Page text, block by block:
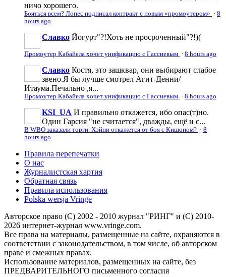
ничо хорошего.
Бояться всем? Лопес подписал контракт с новым «промоутером» · 8
hours ago
Славко Йогурт"?!Хоть не просроченный"?!)(
Промоутер Кабайела хочет унификацию с Гассиевым · 8 hours ago
Славко Костя, это зашквар, они выбирают слабое
звено.Я бы лучше смотрел Агит-Денни/
Итаума.Печально ,я...
Промоутер Кабайела хочет унификацию с Гассиевым · 8 hours ago
KSI_UA И правильно откажется, ибо опас(т)но.
Один Гарсия "не считается", дважды, ещё и с...
В WBO заказали торги. Хэйни откажется от боя с Кишоном? · 8
hours ago
Правила перепечатки
О нас
Журналистская хартия
Обратная связь
Правила использования
Polska wersja Vringe
Авторское право (С) 2002 - 2010 журнал "РИНГ" и (С) 2010-
2026 интернет-журнал www.vringe.com.
Все права на материалы, размещенные на сайте, охраняются в
соответствии с законодательством, в том числе, об авторском
праве и смежных правах.
Использование материалов, размещенных на сайте, без
ПРЕДВАРИТЕЛЬНОГО письменного согласия